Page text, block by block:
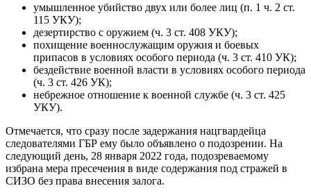
умышленное убийство двух или более лиц (п. 1 ч. 2 ст.
115 УКУ);
дезертирство с оружием (ч. 3 ст. 408 УКУ);
похищение военнослужащим оружия и боевых
припасов в условиях особого периода (ч. 3 ст. 410 УК);
бездействие военной власти в условиях особого периода
(ч. 3 ст. 426 УК);
небрежное отношение к военной службе (ч. 3 ст. 425
УКУ).
Отмечается, что сразу после задержания нацгвардейца
следователями ГБР ему было объявлено о подозрении. На
следующий день, 28 января 2022 года, подозреваемому
избрана мера пресечения в виде содержания под стражей в
СИЗО без права внесения залога.